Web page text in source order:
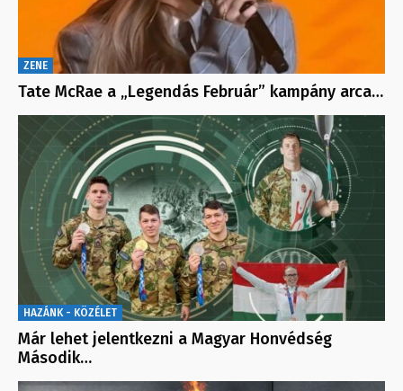
ZENE
Tate McRae a „Legendás Február” kampány arca…
HAZÁNK - KÖZÉLET
Már lehet jelentkezni a Magyar Honvédség
Második…